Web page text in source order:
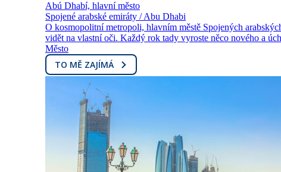
Abú Dhabí, hlavní město
Spojené arabské emiráty / Abu Dhabi
O kosmopolitní metropoli, hlavním městě Spojených
vidět na vlastní oči. Každý rok tady vyroste něco nového a
Město
TO MĚ ZAJÍMÁ